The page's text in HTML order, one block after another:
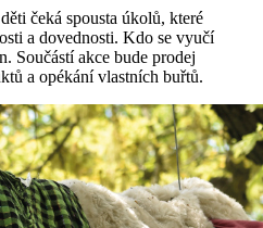
čeká spousta úkolů, které
a dovednosti. Kdo se vyučí
Součástí akce bude prodej
a opékání vlastních buřtů.